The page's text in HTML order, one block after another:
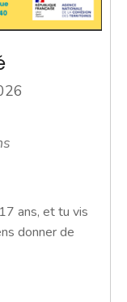
ans, et tu vis
donner de